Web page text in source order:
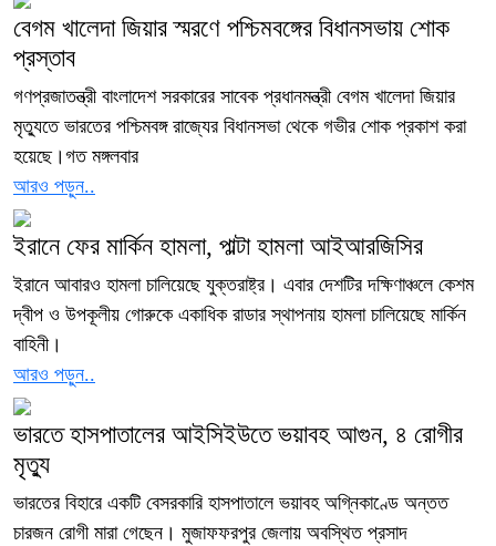
বেগম খালেদা জিয়ার স্মরণে পশ্চিমবঙ্গের বিধানসভায় শোক
প্রস্তাব
গণপ্রজাতন্ত্রী বাংলাদেশ সরকারের সাবেক প্রধানমন্ত্রী বেগম খালেদা জিয়ার
মৃত্যুতে ভারতের পশ্চিমবঙ্গ রাজ্যের বিধানসভা থেকে গভীর শোক প্রকাশ করা
হয়েছে।গত মঙ্গলবার
আরও পড়ুন..
ইরানে ফের মার্কিন হামলা, পাল্টা হামলা আইআরজিসির
ইরানে আবারও হামলা চালিয়েছে যুক্তরাষ্ট্র। এবার দেশটির দক্ষিণাঞ্চলে কেশম
দ্বীপ ও উপকূলীয় গোরুকে একাধিক রাডার স্থাপনায় হামলা চালিয়েছে মার্কিন
বাহিনী।
আরও পড়ুন..
ভারতে হাসপাতালের আইসিইউতে ভয়াবহ আগুন, ৪ রোগীর
মৃত্যু
ভারতের বিহারে একটি বেসরকারি হাসপাতালে ভয়াবহ অগ্নিকাণ্ডে অন্তত
চারজন রোগী মারা গেছেন। মুজাফফরপুর জেলায় অবস্থিত প্রসাদ